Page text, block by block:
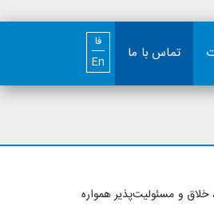
فا
En
تماس با ما
و مسئولیت‌پذیر همواره